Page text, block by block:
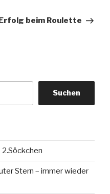
beim Roulette
Suchen
Stern – immer wieder